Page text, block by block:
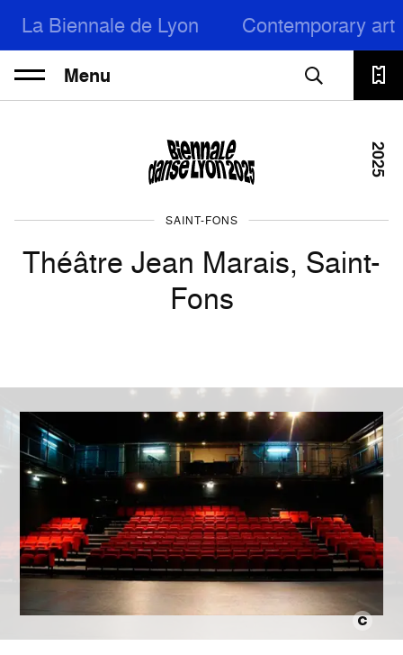
La Biennale de Lyon Contemporary art
Menu
SAINT-FONS
Théâtre Jean Marais, Saint-
Fons
2025